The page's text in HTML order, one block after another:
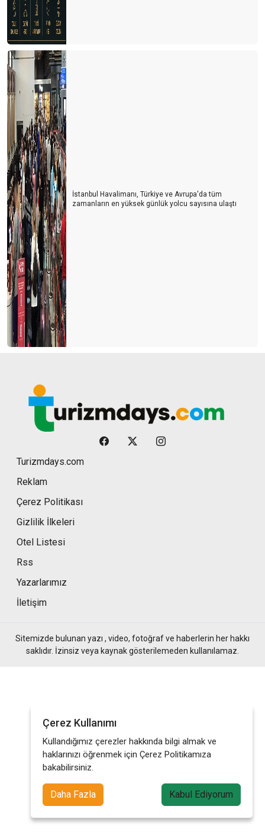
İstanbul Havalimanı, Türkiye ve Avrupa'da tüm
zamanların en yüksek günlük yolcu sayısına ulaştı
Turizmdays.com
Reklam
Çerez Politikası
Gizlilik İlkeleri
Otel Listesi
Rss
Yazarlarımız
İletişim
Sitemizde bulunan yazı , video, fotoğraf ve haberlerin her hakkı
saklıdır. İzinsiz veya kaynak gösterilemeden kullanılamaz.
Çerez Kullanımı
Kullandığımız çerezler hakkında bilgi almak ve
haklarınızı öğrenmek için Çerez Politikamıza
bakabilirsiniz.
Daha Fazla Kabul Ediyorum